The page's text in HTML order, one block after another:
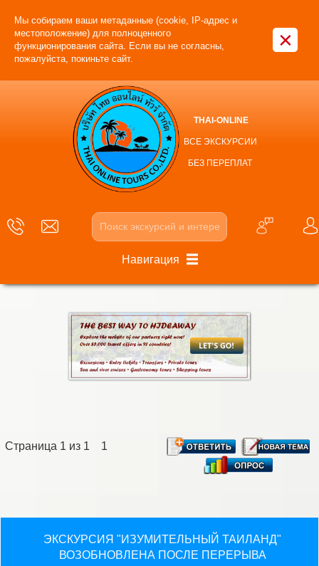
Мы собираем ваши метаданные (cookie, IP-адрес и
местоположение) для полноценного
функционирования сайта. Если вы не согласны,
пожалуйста, покиньте сайт.
×
THAI-ONLINE
ВСЕ ЭКСКУРСИИ
БЕЗ ПЕРЕПЛАТ
Навигация
Страница 1 из 1 1
ЭКСКУРСИЯ "ИЗУМИТЕЛЬНЫЙ ТАИЛАНД"
ВОЗОБНОВЛЕНА ПОСЛЕ ПЕРЕРЫВА